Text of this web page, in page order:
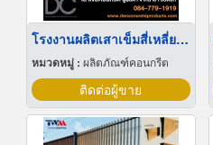
โรงงานผลิตเสาเข็มสี่เหลี่ยมตัน
หมวดหมู่ : ผลิตภัณฑ์คอนกรีต
ติดต่อผู้ขาย